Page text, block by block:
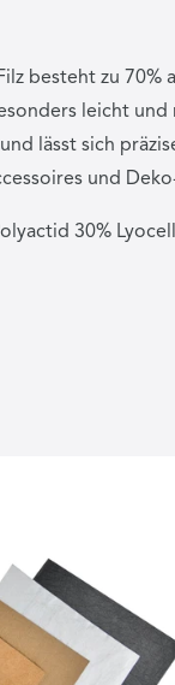
besteht zu 70%
leicht
lässt sich
und
30% Lyocell